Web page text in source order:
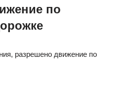
по
разрешено движение по